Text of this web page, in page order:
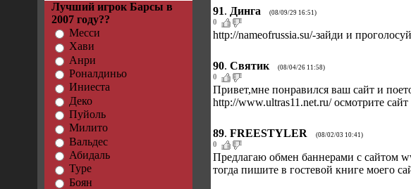
Лучший игрок Барсы в
2007 году??
Месси
Хави
Анри
Роналдиньо
Иниеста
Деко
Пуйоль
Милито
Вальдес
Абидаль
Туре
Боян
91. Динга (08/09/29 16:51)
0
http://nameofrussia.su/-зайди и
90. Святик (08/04/26 11:58)
0
Привет,мне понравился ваш сайт и
http://www.ultras11.net.ru/ осмотрите
89. FREESTYLER (08/02/03 10:41)
0
Предлагаю обмен баннерами с сайтом
тогда пишите в гостевой книге моего